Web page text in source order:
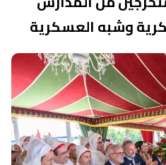
وشبه العسكرية